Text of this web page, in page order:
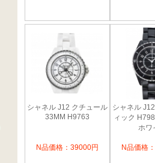
シャネル J12 クチュール
33MM H9763
N品価格：39000円
シャネル
ィック
ホワ
N品価格